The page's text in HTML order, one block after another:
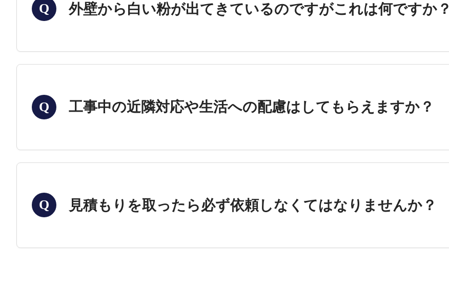
Q 外壁から白い粉が出てきているのですがこれは何ですか？
Q 工事中の近隣対応や生活への配慮はしてもらえますか？
Q 見積もりを取ったら必ず依頼しなくてはなりませんか？